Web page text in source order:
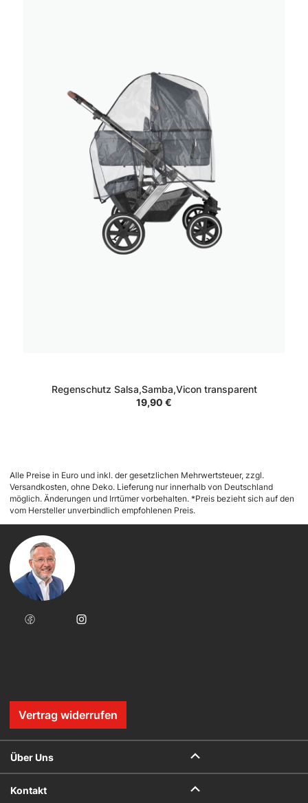
Regenschutz Salsa,Samba,Vicon transparent
19,90 €
Alle Preise in Euro und inkl. der gesetzlichen Mehrwertsteuer, zzgl.
Versandkosten, ohne Deko. Lieferung nur innerhalb von Deutschland
möglich. Änderungen und Irrtümer vorbehalten. *Preis bezieht sich auf den
vom Hersteller unverbindlich empfohlenen Preis.
Vertrag widerrufen
Über Uns
Kontakt